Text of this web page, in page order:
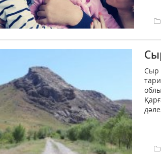
Сыр